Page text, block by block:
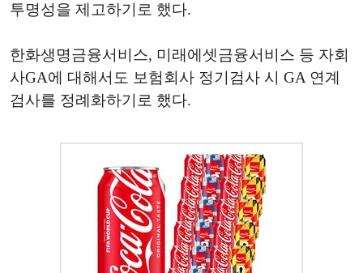
투명성을 제고하기로 했다.
한화생명금융서비스, 미래에셋금융서비스 등 자회
사GA에 대해서도 보험회사 정기검사 시 GA 연계
검사를 정례화하기로 했다.